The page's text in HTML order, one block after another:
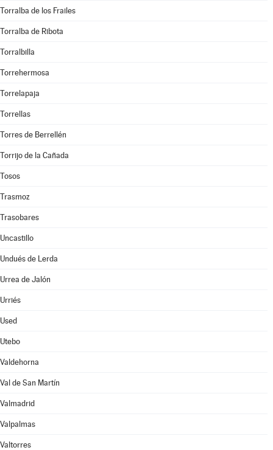
Torralba de los Frailes
Torralba de Ribota
Torralbilla
Torrehermosa
Torrelapaja
Torrellas
Torres de Berrellén
Torrijo de la Cañada
Tosos
Trasmoz
Trasobares
Uncastillo
Undués de Lerda
Urrea de Jalón
Urriés
Used
Utebo
Valdehorna
Val de San Martín
Valmadrid
Valpalmas
Valtorres